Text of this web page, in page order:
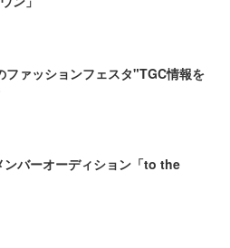
ファッションフェスタ"TGC情報を
バーオーディション「to the